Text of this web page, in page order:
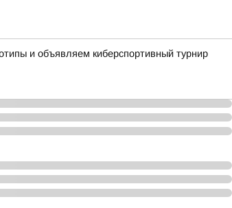
и объявляем киберспортивный турнир